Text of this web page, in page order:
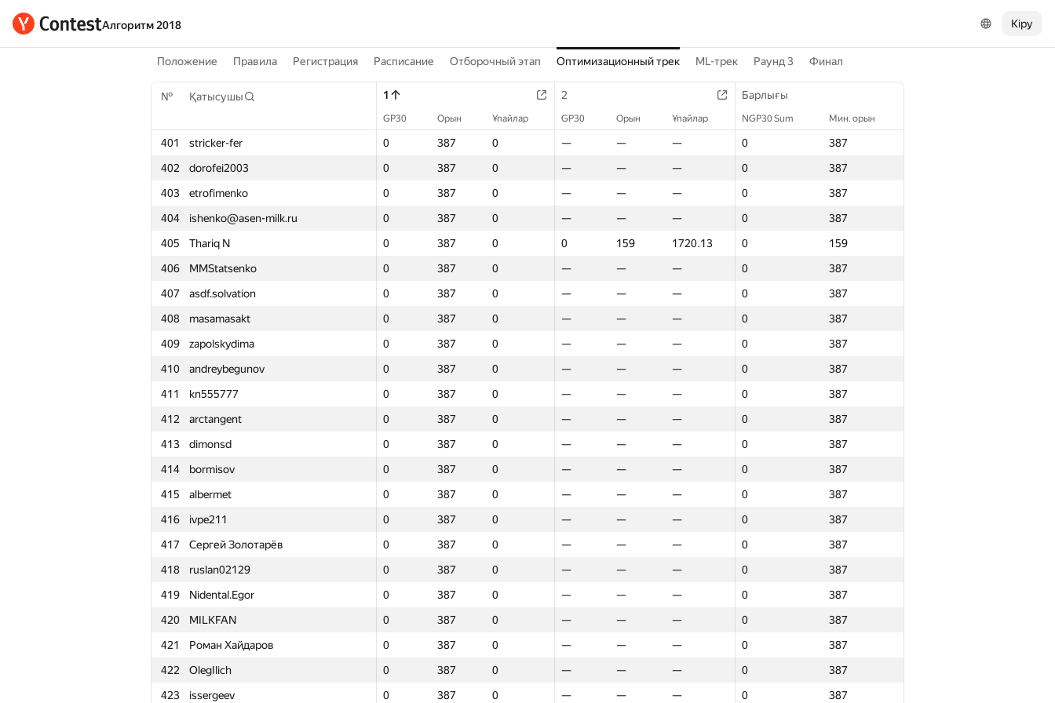
Алгоритм 2018 Кіру
Положение Правила Регистрация Расписание Отборочный этап Оптимизационный трек ML-трек Раунд 3 Финал
№ Қатысушы 1 2 Барлығы
GP30 Орын Ұпайлар GP30 Орын Ұпайлар NGP30 Sum Мин. орын
401 stricker-fer 0 387 0 — — — 0
387
402
dorofei2003 0 387 0 — — — 0
387
403
etrofimenko 0 387 0 — — — 0
387
404
ishenko@asen-milk.ru 0 387 0 — — — 0
387
405
Thariq N 0 387 0 0 159 1720.13 0
159
406
MMStatsenko 0 387 0 — — — 0
387
407
asdf.solvation 0 387 0 — — — 0
387
408
masamasakt 0 387 0 — — — 0
387
409
zapolskydima 0 387 0 — — — 0
387
410
andreybegunov 0 387 0 — — — 0
387
411
kn555777 0 387 0 — — — 0
387
412
arctangent 0 387 0 — — — 0
387
413
dimonsd 0 387 0 — — — 0
387
414
bormisov 0 387 0 — — — 0
387
415
albermet 0 387 0 — — — 0
387
416
ivpe211 0 387 0 — — — 0
387
417
Сергей Золотарёв 0 387 0 — — — 0
387
418
ruslan02129 0 387 0 — — — 0
387
419
Nidental.Egor 0 387 0 — — — 0
387
420
MILKFAN 0 387 0 — — — 0
387
421
Роман Хайдаров 0 387 0 — — — 0
387
422
OlegIlich 0 387 0 — — — 0
387
423
issergeev 0 387 0 — — — 0
387
Қатысушы 1 Барлығы
GP30 Орын Ұпайлар NGP30 Sum Мин. орын